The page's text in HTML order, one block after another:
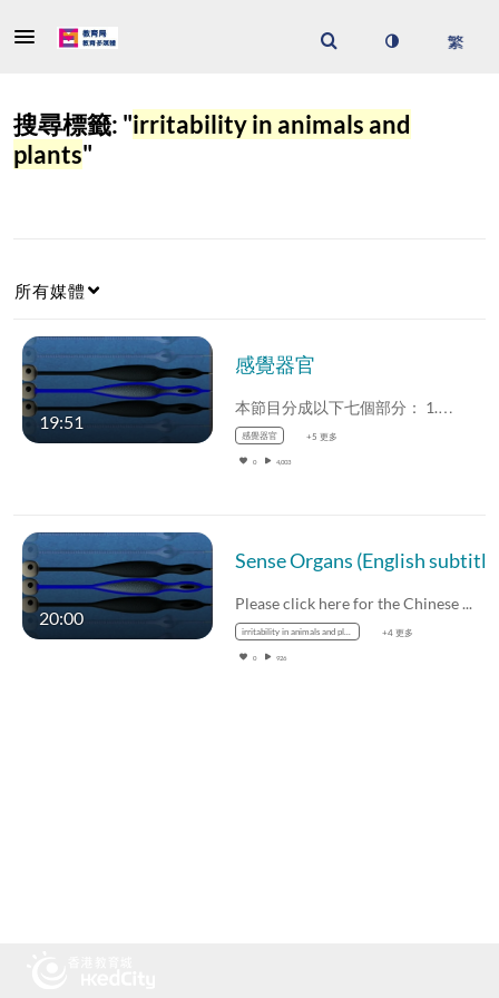
搜尋標籤: "irritability in animals and
plants"
所有媒體
19:51
感覺器官
本節目分成以下七個部分： 1.…
感覺器官 +5 更多
0 4,003
20:00
Please click here for the Chinese version.
irritability in animals and plants +4 更多
0 926